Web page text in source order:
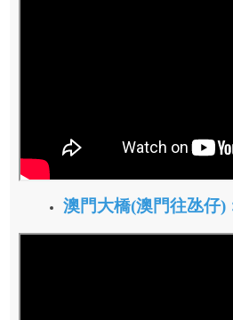
澳門大橋(澳門往氹仔